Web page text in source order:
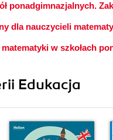
ponadgimnazjalnych.
dla nauczycieli
w szkołach
Edukacja